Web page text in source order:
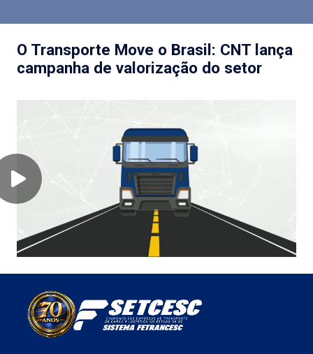
O Transporte Move o Brasil: CNT lança
campanha de valorização do setor